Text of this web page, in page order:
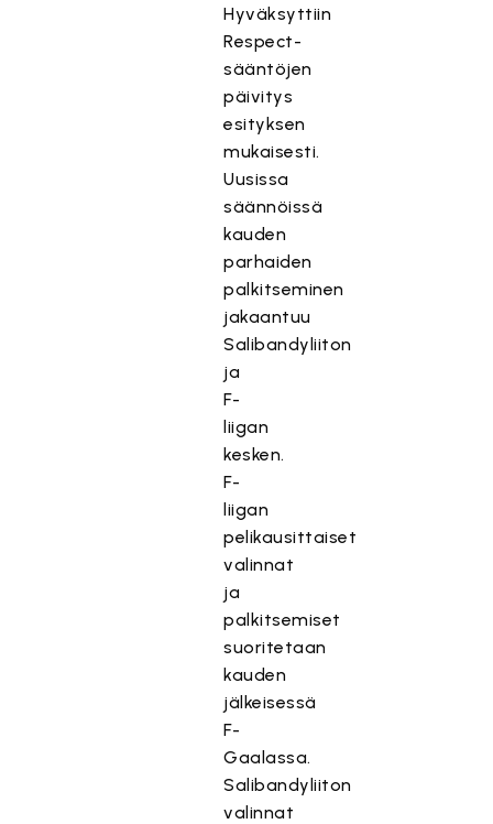
Hyväksyttiin
Respect-
sääntöjen
päivitys
esityksen
mukaisesti.
Uusissa
säännöissä
kauden
parhaiden
palkitseminen
jakaantuu
Salibandyliiton
ja
F-
liigan
kesken.
F-
liigan
pelikausittaiset
valinnat
ja
palkitsemiset
suoritetaan
kauden
jälkeisessä
F-
Gaalassa.
Salibandyliiton
valinnat